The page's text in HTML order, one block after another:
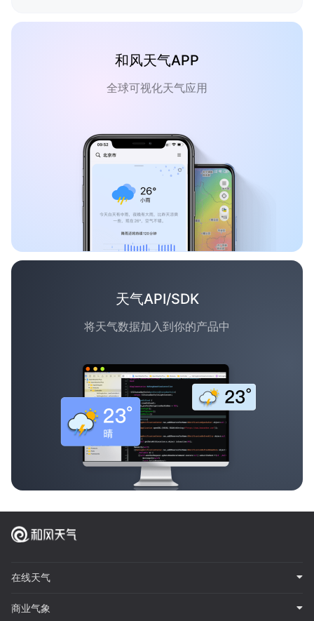
和风天气APP
全球可视化天气应用
天气API/SDK
将天气数据加入到你的产品中
在线天气
商业气象